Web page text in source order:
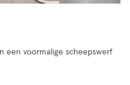
een voormalige scheepswerf